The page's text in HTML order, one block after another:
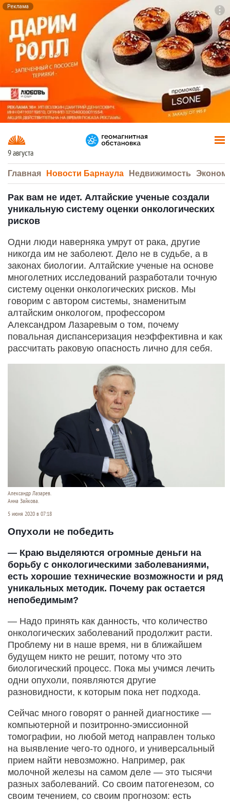
Реклама
9 августа
Главная Новости Барнаула Недвижимость
Рак вам не идет. Алтайские ученые создали
уникальную систему оценки онкологических
рисков
Одни люди наверняка умрут от рака, другие
никогда им не заболеют. Дело не в судьбе, а в
законах биологии. Алтайские ученые на основе
многолетних исследований разработали точную
систему оценки онкологических рисков. Мы
говорим с автором системы, знаменитым
алтайским онкологом, профессором
Александром Лазаревым о том, почему
повальная диспансеризация неэффективна и как
рассчитать раковую опасность лично для себя.
Александр Лазарев.
Анна Зайкова.
5 июня 2020 в 07:18
Опухоли не победить
— Краю выделяются огромные деньги на
борьбу с онкологическими заболеваниями,
есть хорошие технические возможности и ряд
уникальных методик. Почему рак остается
непобедимым?
— Надо принять как данность, что количество
онкологических заболеваний продолжит расти.
Проблему ни в наше время, ни в ближайшем
будущем никто не решит, потому что это
биологический процесс. Пока мы учимся лечить
одни опухоли, появляются другие
разновидности, к которым пока нет подхода.
Сейчас много говорят о ранней диагностике —
компьютерной и позитронно-эмиссионной
томографии, но любой метод направлен только
на выявление чего-то одного, и универсальный
прием найти невозможно. Например, рак
молочной железы на самом деле — это тысячи
разных заболеваний. Со своим патогенезом, со
своим течением, со своим прогнозом: есть